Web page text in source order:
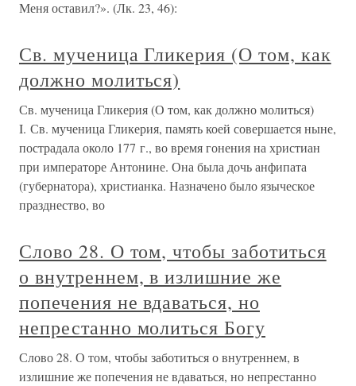
Меня оставил?». (Лк. 23, 46):
Св. мученица Гликерия (О том, как
должно молиться)
Св. мученица Гликерия (О том, как должно молиться)
I. Св. мученица Гликерия, память коей совершается ныне,
пострадала около 177 г., во время гонения на христиан
при императоре Антонине. Она была дочь анфипата
(губернатора), христианка. Назначено было языческое
празднество, во
Слово 28. О том, чтобы заботиться
о внутреннем, в излишние же
попечения не вдаваться, но
непрестанно молиться Богу
Слово 28. О том, чтобы заботиться о внутреннем, в
излишние же попечения не вдаваться, но непрестанно